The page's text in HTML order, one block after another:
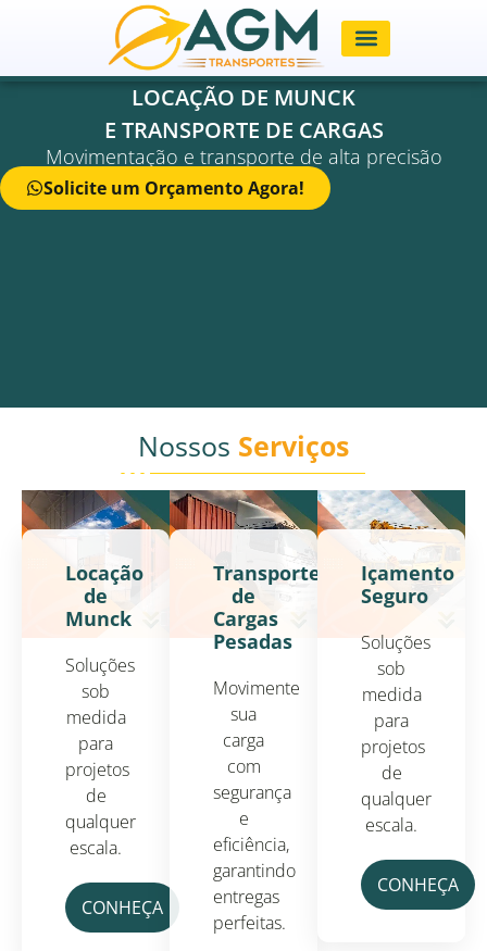
LOCAÇÃO DE MUNCK
E TRANSPORTE DE CARGAS
Movimentação e transporte de alta precisão
Solicite um Orçamento Agora!
Nossos Serviços
Locação
de
Munck
Soluções
sob
medida
para
projetos
de
qualquer
escala.
CONHEÇA
Transporte
de
Cargas
Pesadas
Movimente
sua
carga
com
segurança
e
eficiência,
garantindo
entregas
perfeitas.
Içamento
Seguro
Soluções
sob
medida
para
projetos
de
qualquer
escala.
CONHEÇA